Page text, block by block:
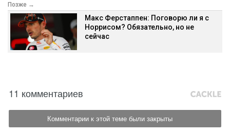
Позже →
Макс Ферстаппен: Поговорю ли я с
Норрисом? Обязательно, но не
сейчас
11 комментариев
Комментарии к этой теме были закрыты